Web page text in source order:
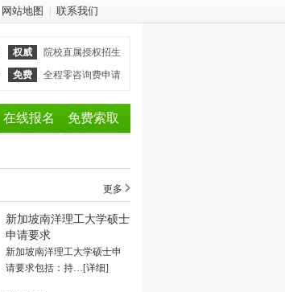
网站地图 联系我们
权威
院校直属授权招生
免费 全程零咨询费申请
在线报名 免费索取
更多
新加坡南洋理工大学硕士
申请要求
新加坡南洋理工大学硕士申
请要求包括：持…[详细]